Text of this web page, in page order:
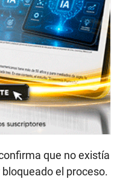
que no existía
el proceso.